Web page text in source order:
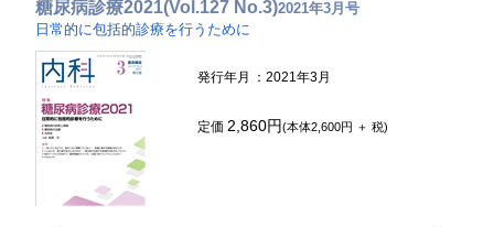
糖尿病診療2021(Vol.127 No.3)2021年3月号
日常的に包括的診療を行うために
発行年月 ：2021年3月
定価2,860円(本体2,600円 ＋ 税)